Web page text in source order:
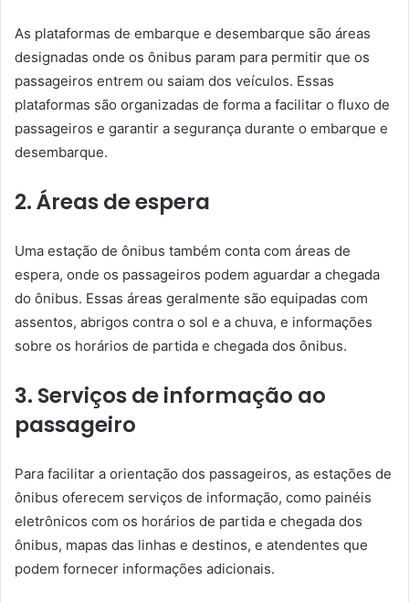
As plataformas de embarque e desembarque são áreas
designadas onde os ônibus param para permitir que os
passageiros entrem ou saiam dos veículos. Essas
plataformas são organizadas de forma a facilitar o fluxo de
passageiros e garantir a segurança durante o embarque e
desembarque.
2. Áreas de espera
Uma estação de ônibus também conta com áreas de
espera, onde os passageiros podem aguardar a chegada
do ônibus. Essas áreas geralmente são equipadas com
assentos, abrigos contra o sol e a chuva, e informações
sobre os horários de partida e chegada dos ônibus.
3. Serviços de informação ao
passageiro
Para facilitar a orientação dos passageiros, as estações de
ônibus oferecem serviços de informação, como painéis
eletrônicos com os horários de partida e chegada dos
ônibus, mapas das linhas e destinos, e atendentes que
podem fornecer informações adicionais.